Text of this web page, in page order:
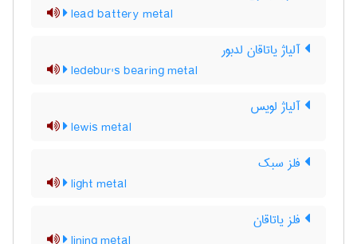
lead battery metal
آلیاژ یاتاقان لدبور
ledebur's bearing metal
آلیاژ لویس
lewis metal
فلز سبک
light metal
فلز یاتاقان